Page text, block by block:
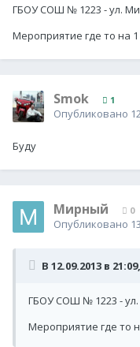
ГБОУ СОШ № 1223 - ул.
Мероприятие где то на 1
Smok 1
Опубликовано
Буду
Мирный 0
Опубликовано
В 12.09.2013 в
ГБОУ СОШ № 1223 - ул.
Мероприятие где то